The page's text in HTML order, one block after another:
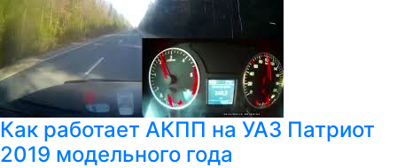
Как работает АКПП на УАЗ Патриот
2019 модельного года